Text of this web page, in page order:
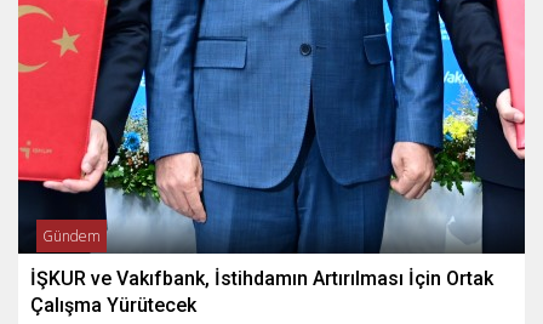
Gündem
İŞKUR ve Vakıfbank, İstihdamın Artırılması İçin Ortak
Çalışma Yürütecek